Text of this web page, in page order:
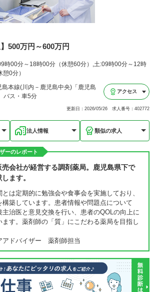
】500万円～600万円
時00分～18時00分（休憩60分）,土:09時00分～12時
0分）
島本線(川内－鹿児島中央)「鹿児島
バス・車5分
アクセス
更新日：2026/05/26 求人番号：402772
法人情報 類似の求人
ーのレポート
会社が経営する調剤薬局。鹿児島県下で
ます。
とは定期的に勉強会や食事会を実施しており、
構築しています。患者情報や問題点について
主治医と意見交換を行い、患者のQOLの向上に
ます。薬剤師の「質」にこだわる薬局を目指し
アドバイザー 薬剤師担当